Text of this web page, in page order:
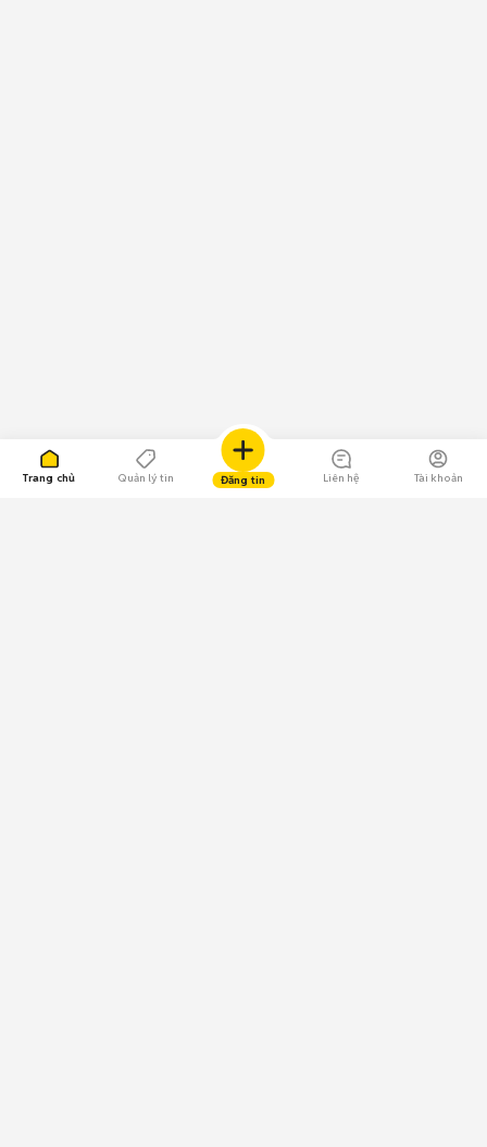
Trang chủ Quản lý tin Đăng tin Liên hệ Tài khoản